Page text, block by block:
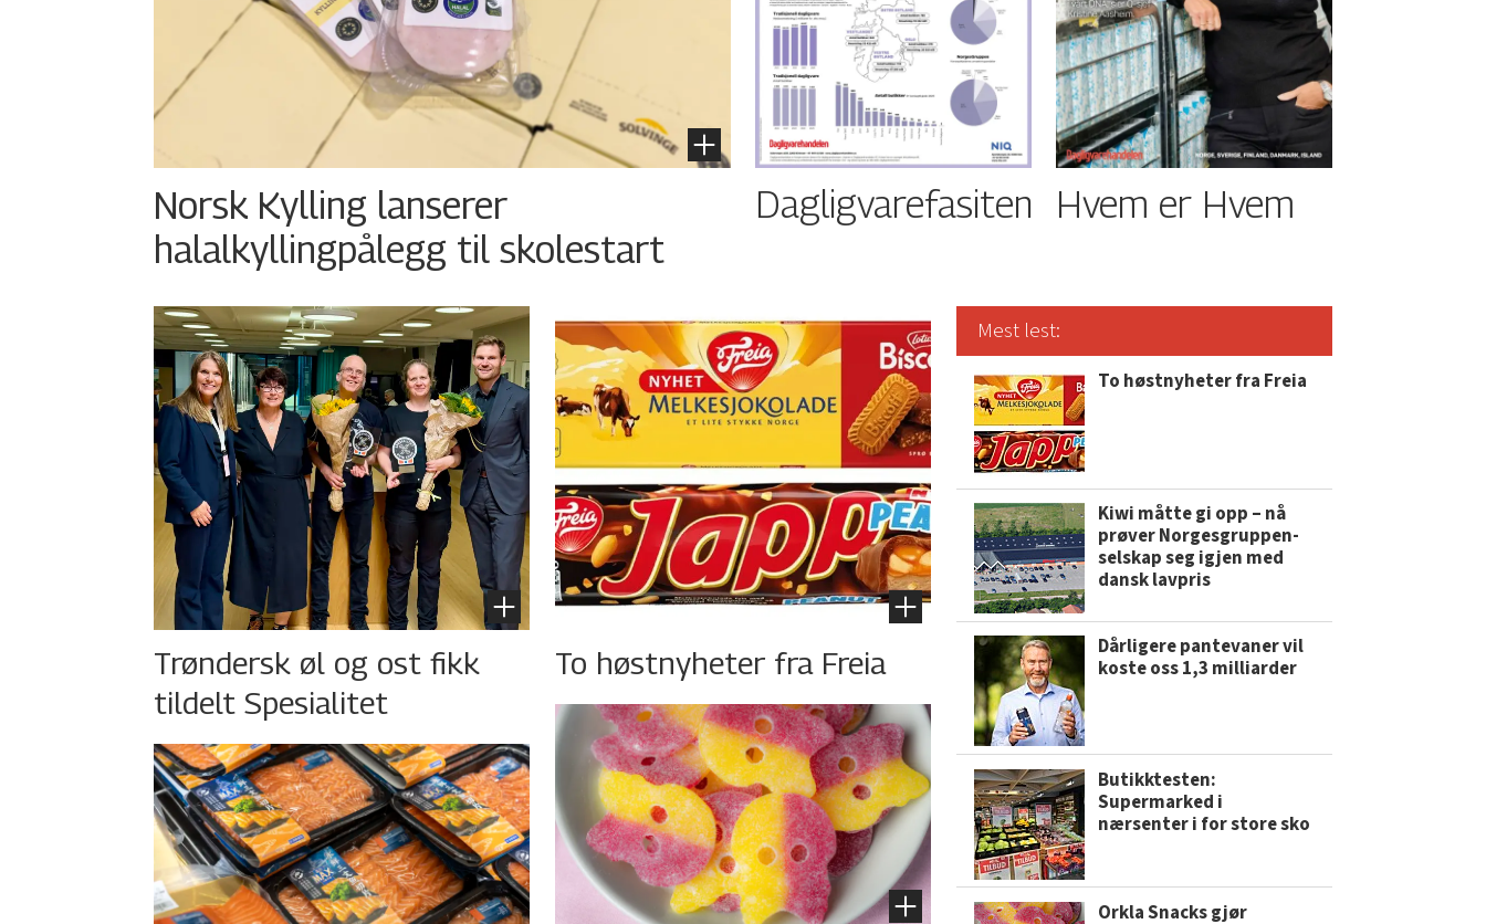
Norsk Kylling lanserer
halalkyllingpålegg til skolestart
Dagligvarefasiten Hvem er Hvem
Trøndersk øl og ost fikk
tildelt Spesialitet
To høstnyheter fra Freia
Mest lest:
To høstnyheter fra Freia
Kiwi måtte gi opp – nå
prøver Norgesgruppen-
selskap seg igjen med
dansk lavpris
Dårligere pantevaner vil
koste oss 1,3 milliarder
Butikktesten:
Supermarked i
nærsenter i for store sko
Orkla Snacks gjør